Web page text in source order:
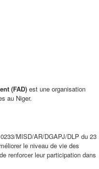
(FAD) est une organisation
au Niger.
MISD/AR/DGAPJ/DLP du 23
le niveau de vie des
renforcer leur participation dans